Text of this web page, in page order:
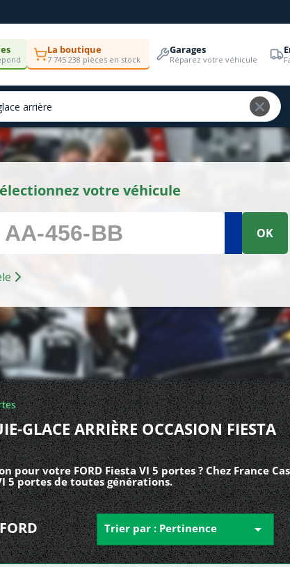
La boutique
7 745 238 pièces en stock
Garages
Réparez votre véhicule
votre véhicule
OK
GLACE ARRIÈRE OCCASION FIESTA
votre FORD Fiesta VI 5 portes ? Chez France
5 portes de toutes générations.
Trier par : Pertinence 